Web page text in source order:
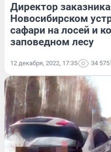
Директор
Новосибирском
сафари на лосей и
заповедном лесу
12 декабря, 2022, 17:35 34 575